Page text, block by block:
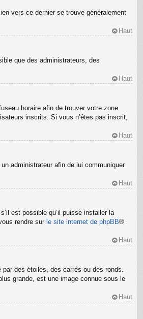
vers ce dernier se trouve généralement
Haut
que des administrateurs, des
Haut
horaire afin de trouver votre zone
inscrits. Si vous n’êtes pas inscrit,
Haut
administrateur afin de lui communiquer
Haut
est possible qu’il puisse installer la
rendre sur le site internet de phpBB®
Haut
des étoiles, des carrés ou des ronds.
grande, est une image connue sous le
Haut